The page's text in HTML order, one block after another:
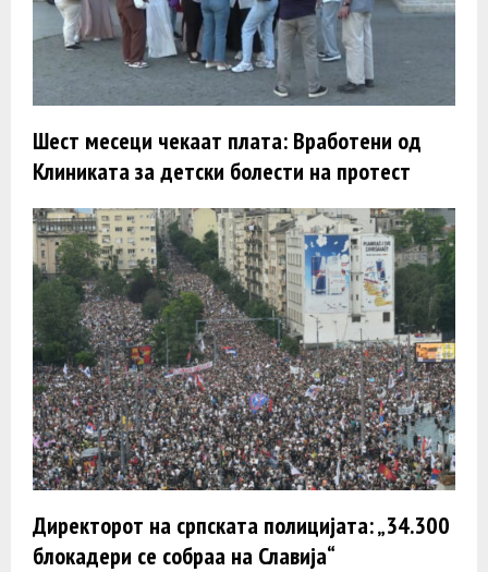
Шест месеци чекаат плата: Вработени од
Клиниката за детски болести на протест
Директорот на српската полицијата: „34.300
блокадери се собраа на Славија“